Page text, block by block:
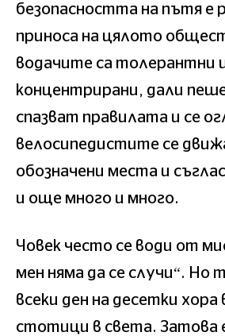
безопасността на пътя е
приноса на цялото
водачите са толерантни
концентрирани, дали
спазват правилата и се
велосипедистите се
обозначени места и
и още много и много.
Човек често се води от
мен няма да се случи“. Но
всеки ден на десетки хора
стотици в света. Затова